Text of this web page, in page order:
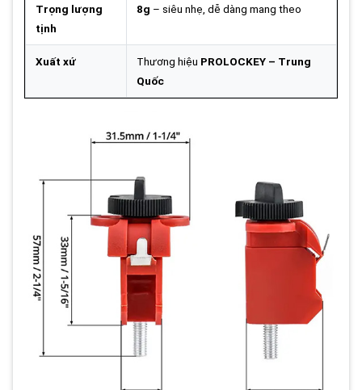
Trọng lượng
tịnh
8g – siêu nhẹ, dễ dàng mang theo
Xuất xứ Thương hiệu PROLOCKEY – Trung
Quốc